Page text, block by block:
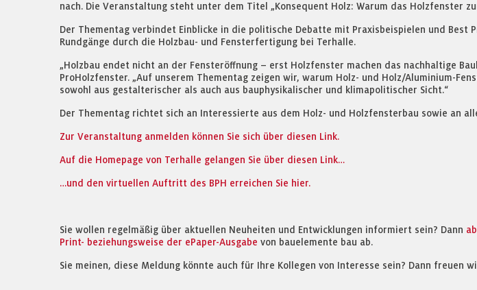
nach. Die Veranstaltung steht unter dem Titel „Konsequent Holz: Warum das Holzfenster
Der Thementag verbindet Einblicke in die politische Debatte mit Praxisbeispielen und
Rundgänge durch die Holzbau- und Fensterfertigung bei Terhalle.
„Holzbau endet nicht an der Fensteröffnung – erst Holzfenster machen das nachhaltige
ProHolzfenster. „Auf unserem Thementag zeigen wir, warum Holz- und Holz/Aluminium-
sowohl aus gestalterischer als auch aus bauphysikalischer und klimapolitischer Sicht.“
Der Thementag richtet sich an Interessierte aus dem Holz- und Holzfensterbau sowie an
Zur Veranstaltung anmelden können Sie sich über diesen Link.
Auf die Homepage von Terhalle gelangen Sie über diesen Link…
…und den virtuellen Auftritt des BPH erreichen Sie hier.
Sie wollen regelmäßig über aktuellen Neuheiten und Entwicklungen informiert sein? Dann
Print- beziehungsweise der ePaper-Ausgabe von bauelemente bau ab.
Sie meinen, diese Meldung könnte auch für Ihre Kollegen von Interesse sein? Dann freuen